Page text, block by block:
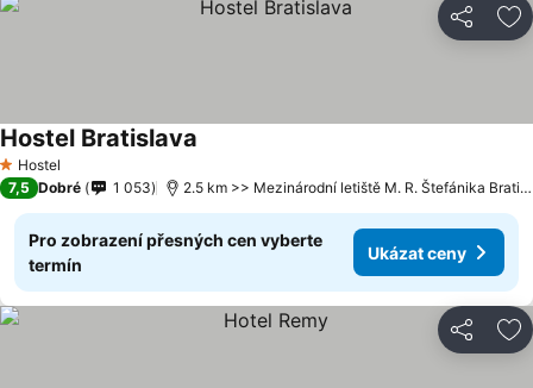
Sdílet
1 Počet hvězdiček
Hostel
Hostel Bratislava
7,5 Dobré 1 053 2.5 km >> Mezinárodní letiště M. R. Štefánika Bratislava
Pro zobrazení přesných cen vyberte
termín
Ukázat ceny
Sdílet